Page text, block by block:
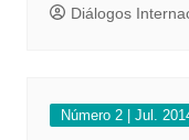
Diálogos
Número 2 | Jul.